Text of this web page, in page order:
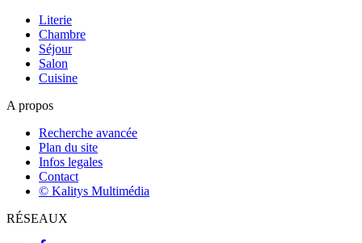
Literie
Chambre
Séjour
Salon
Cuisine
A propos
Recherche avancée
Plan du site
Infos legales
Contact
© Kalitys Multimédia
RÉSEAUX